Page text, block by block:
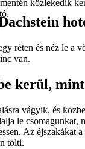
kerül,
vágyik, és
le csomagunkat,
Az éjszakákat
tölti.